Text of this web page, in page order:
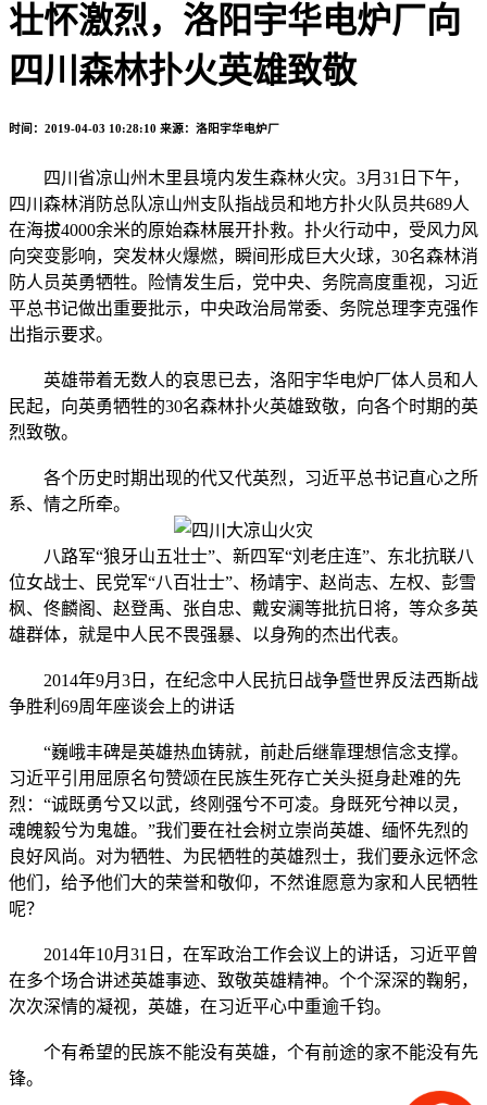
壮怀激烈，洛阳宇华电炉厂向
四川森林扑火英雄致敬
时间：2019-04-03 10:28:10 来源：洛阳宇华电炉厂
四川省凉山州木里县境内发生森林火灾。3月31日下午，
四川森林消防总队凉山州支队指战员和地方扑火队员共689人
在海拔4000余米的原始森林展开扑救。扑火行动中，受风力风
向突变影响，突发林火爆燃，瞬间形成巨大火球，30名森林消
防人员英勇牺牲。险情发生后，党中央、务院高度重视，习近
平总书记做出重要批示，中央政治局常委、务院总理李克强作
出指示要求。
英雄带着无数人的哀思已去，洛阳宇华电炉厂体人员和人
民起，向英勇牺牲的30名森林扑火英雄致敬，向各个时期的英
烈致敬。
各个历史时期出现的代又代英烈，习近平总书记直心之所
系、情之所牵。
八路军“狼牙山五壮士”、新四军“刘老庄连”、东北抗联八
位女战士、民党军“八百壮士”、杨靖宇、赵尚志、左权、彭雪
枫、佟麟阁、赵登禹、张自忠、戴安澜等批抗日将，等众多英
雄群体，就是中人民不畏强暴、以身殉的杰出代表。
2014年9月3日，在纪念中人民抗日战争暨世界反法西斯战
争胜利69周年座谈会上的讲话
“巍峨丰碑是英雄热血铸就，前赴后继靠理想信念支撑。
习近平引用屈原名句赞颂在民族生死存亡关头挺身赴难的先
烈：“诚既勇兮又以武，终刚强兮不可凌。身既死兮神以灵，
魂魄毅兮为鬼雄。”我们要在社会树立崇尚英雄、缅怀先烈的
良好风尚。对为牺牲、为民牺牲的英雄烈士，我们要永远怀念
他们，给予他们大的荣誉和敬仰，不然谁愿意为家和人民牺牲
呢？
2014年10月31日，在军政治工作会议上的讲话，习近平曾
在多个场合讲述英雄事迹、致敬英雄精神。个个深深的鞠躬，
次次深情的凝视，英雄，在习近平心中重逾千钧。
个有希望的民族不能没有英雄，个有前途的家不能没有先
锋。